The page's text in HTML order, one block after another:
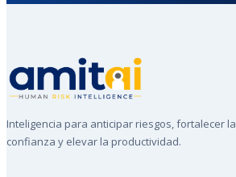
Inteligencia para anticipar riesgos, fortalecer la
confianza y elevar la productividad.